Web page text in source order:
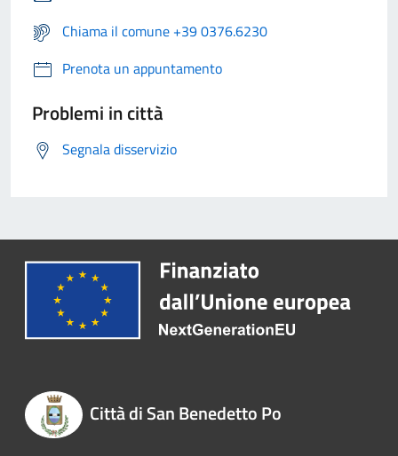
Chiama il comune +39 0376.6230
Prenota un appuntamento
Problemi in città
Segnala disservizio
Città di San Benedetto Po